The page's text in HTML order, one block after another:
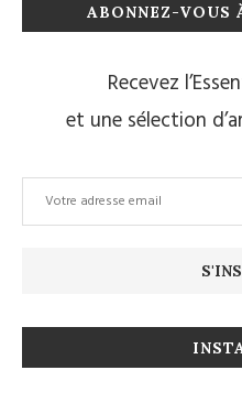
ABONNEZ-VOUS
Recevez
et une sélection